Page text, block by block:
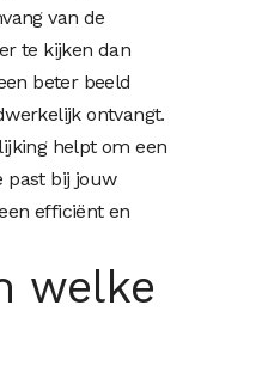
van de
te kijken dan
beter beeld
ontvangt.
helpt om een
past bij jouw
efficiënt en
welke